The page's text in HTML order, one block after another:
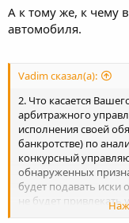
А к тому же, к чему
автомобиля.
Vadim сказал(а):
2. Что касается
арбитражного
исполнения своей
банкротстве) по
конкурсный
обнаруженных
будет подавать иски
не будет привлекать
ответственности, то